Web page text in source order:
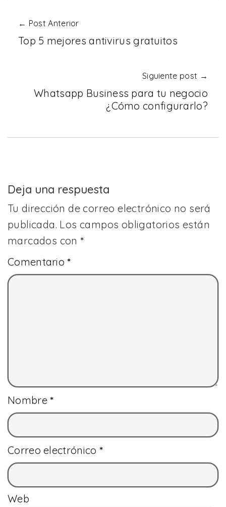
← Post Anterior
Top 5 mejores antivirus gratuitos
Siguiente post →
Whatsapp Business para tu negocio
¿Cómo configurarlo?
Deja una respuesta
Tu dirección de correo electrónico no será
publicada. Los campos obligatorios están
marcados con*
Comentario*
Nombre*
Correo electrónico *
Web